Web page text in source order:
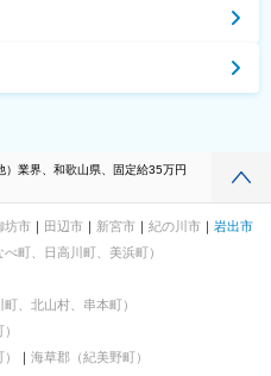
）業界、和歌山県、固定給35万円
坊市 田辺市 新宮市 紀の川市
岩出市
町、日高川町、美浜町）
、北山村、串本町）
海草郡（紀美野町）